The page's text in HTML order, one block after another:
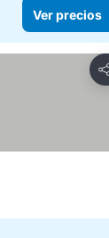
Ver precios